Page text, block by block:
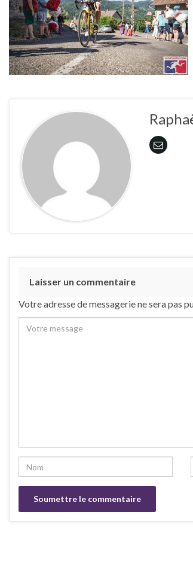
Laisser un commentaire
Votre adresse de messagerie ne sera pas